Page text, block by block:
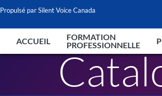
Propulsé par Silent Voice Canada
ACCUEIL
FORMATION
PROFESSIONNELLE